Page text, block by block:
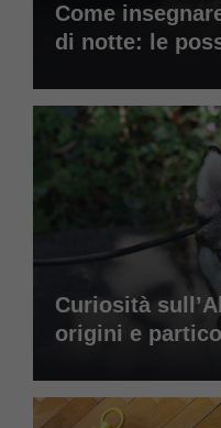
Come
di notte: le
Curiosità
origini e